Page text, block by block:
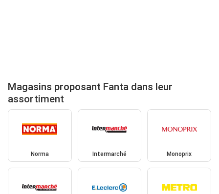
Magasins proposant Fanta dans leur
assortiment
Norma Intermarché Monoprix